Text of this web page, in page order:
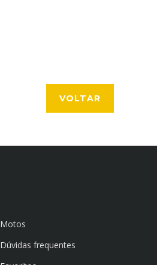
VOLTAR
Motos
Dúvidas frequentes